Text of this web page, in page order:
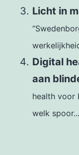
Licht in
Digital
aan
health voor
welk spoor...